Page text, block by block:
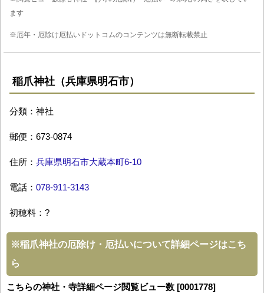
ます
※厄年・厄除け厄払いドットコムのコンテンツは無断転載禁止
稲爪神社（兵庫県明石市）
分類：神社
郵便：673-0874
住所： 兵庫県明石市大蔵本町6-10
電話： 078-911-3143
初穂料：?
※稲爪神社の厄除け・厄払いについて詳細ページはこち
ら
こちらの神社・寺詳細ページ閲覧ビュー数 [0001778]